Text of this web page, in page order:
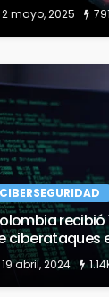
2 mayo, 2025
CIBERSEGURIDAD
recibió
ciberataques
19 abril, 2024